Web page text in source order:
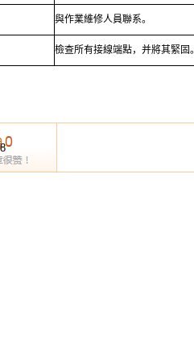
與作業維修人員聯系。
檢查所有接線端點，并將其緊固